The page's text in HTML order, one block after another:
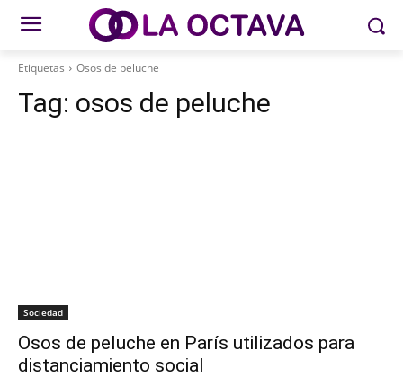
Etiquetas Osos de peluche
Tag: osos de peluche
Sociedad
Osos de peluche en París utilizados para
distanciamiento social